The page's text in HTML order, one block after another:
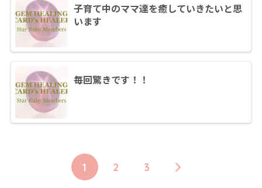
子育て中のママ達を癒していきたいと思
います
毎回驚きです！！
1 2 3